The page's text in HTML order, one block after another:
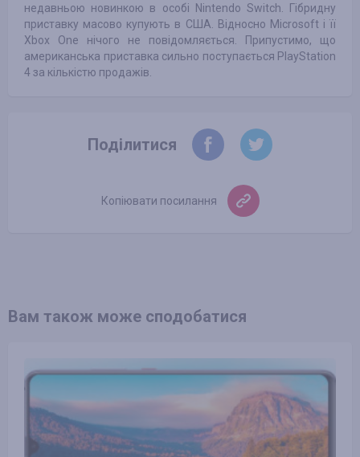
недавньою новинкою в особі Nintendo Switch. Гібридну
приставку масово купують в США. Відносно Microsoft і її
Xbox One нічого не повідомляється. Припустимо, що
американська приставка сильно поступається PlayStation
4 за кількістю продажів.
Поділитися
Копіювати посилання
Вам також може сподобатися